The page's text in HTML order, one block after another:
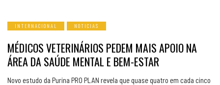
INTERNACIONAL NOTICIAS
MÉDICOS VETERINÁRIOS PEDEM MAIS APOIO NA
ÁREA DA SAÚDE MENTAL E BEM-ESTAR
Novo estudo da Purina PRO PLAN revela que quase quatro em cada cinco